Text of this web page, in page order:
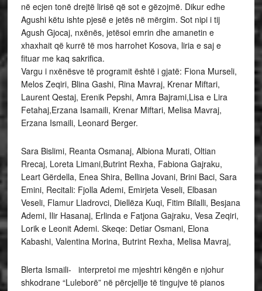
në ecjen tonë drejtë lirisë që sot e gëzojmë. Dikur edhe
Agushi këtu ishte pjesë e jetës në mërgim. Sot nipi i tij
Agush Gjocaj, nxënës, jetësoi emrin dhe amanetin e
xhaxhait që kurrë të mos harrohet Kosova, liria e saj e
fituar me kaq sakrifica.
Vargu i nxënësve të programit është i gjatë: Fiona Murseli,
Melos Zeqiri, Blina Gashi, Rina Mavraj, Krenar Miftari,
Laurent Qestaj, Erenik Pepshi, Amra Bajrami,Lisa e Lira
Fetahaj,Erzana Isamaili, Krenar Miftari, Melisa Mavraj,
Erzana Ismaili, Leonard Berger.
Sara Bislimi, Reanta Osmanaj, Albiona Murati, Oltian
Rrecaj, Loreta Limani,Butrint Rexha, Fabiona Gajraku,
Leart Gërdella, Enea Shira, Bellina Jovani, Brini Baci, Sara
Emini, Recitali: Fjolla Ademi, Emirjeta Veseli, Elbasan
Veseli, Flamur Lladrovci, Diellëza Kuqi, Fitim Bilalli, Besjana
Ademi, Ilir Hasanaj, Erlinda e Fatjona Gajraku, Vesa Zeqiri,
Lorik e Leonit Ademi. Skeqe: Detiar Osmani, Elona
Kabashi, Valentina Morina, Butrint Rexha, Melisa Mavraj,
Blerta Ismaili-
interpretoi me mjeshtri këngën e njohur
shkodrane “Luleborë” në përcjellje të tingujve të pianos